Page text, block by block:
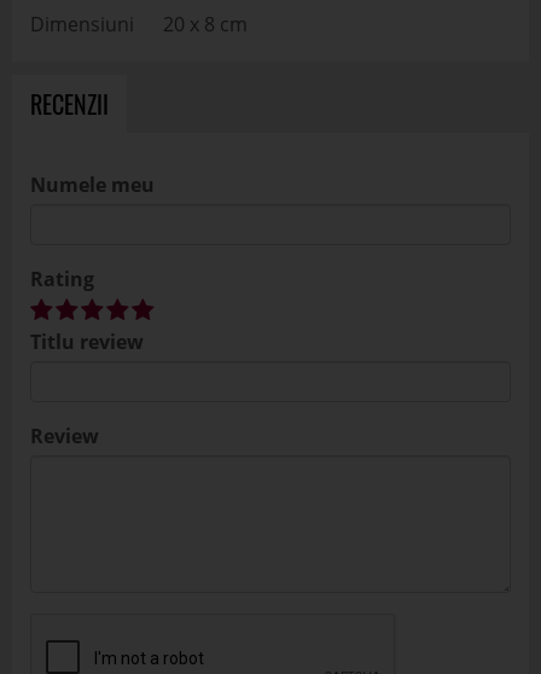
Dimensiuni 20 x 8 cm
RECENZII
Numele meu
Rating
Titlu review
Review